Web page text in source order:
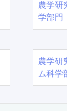
農学
学部門
農学
ム科学